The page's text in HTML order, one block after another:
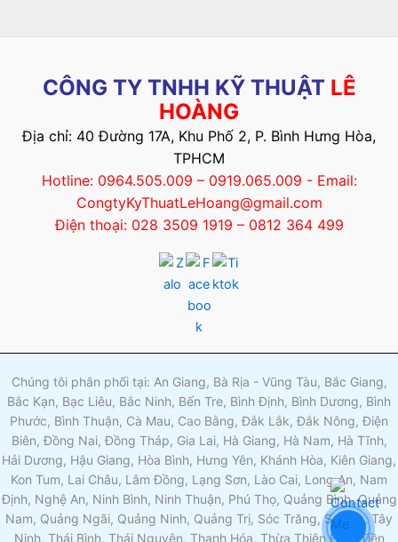
CÔNG TY TNHH KỸ THUẬT LÊ
HOÀNG
Địa chỉ: 40 Đường 17A, Khu Phố 2, P. Bình Hưng Hòa,
TPHCM
Hotline: 0964.505.009 – 0919.065.009 - Email:
CongtyKyThuatLeHoang@gmail.com
Điện thoại: 028 3509 1919 – 0812 364 499
Chúng tôi phân phối tại: An Giang, Bà Rịa - Vũng Tàu, Bắc Giang,
Bắc Kạn, Bạc Liêu, Bắc Ninh, Bến Tre, Bình Định, Bình Dương, Bình
Phước, Bình Thuận, Cà Mau, Cao Bằng, Đắk Lắk, Đắk Nông, Điện
Biên, Đồng Nai, Đồng Tháp, Gia Lai, Hà Giang, Hà Nam, Hà Tĩnh,
Hải Dương, Hậu Giang, Hòa Bình, Hưng Yên, Khánh Hòa, Kiên Giang,
Kon Tum, Lai Châu, Lâm Đồng, Lạng Sơn, Lào Cai, Long An, Nam
Định, Nghệ An, Ninh Bình, Ninh Thuận, Phú Thọ, Quảng Bình, Quảng
Nam, Quảng Ngãi, Quảng Ninh, Quảng Trị, Sóc Trăng, Sơn La, Tây
Ninh, Thái Bình, Thái Nguyên, Thanh Hóa, Thừa Thiên Huế, Tiền